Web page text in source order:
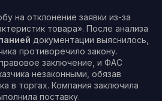
на отклонение заявки из-за
товара». После анализа
документации выяснилось,
противоречило закону.
заключение, и ФАС
незаконными, обязав
в торгах. Компания заключила
поставку.